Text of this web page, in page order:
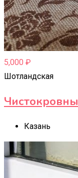
5,000 ₽
Шотландская
Казань